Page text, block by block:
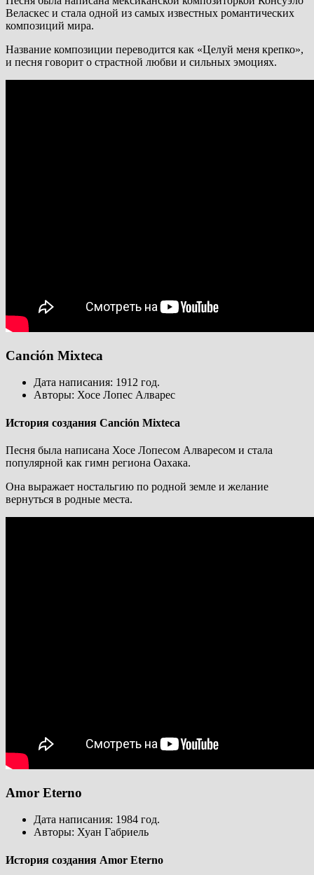
Веласкес и стала одной из самых известных романтических
композиций мира.
Название композиции переводится как «Целуй меня крепко»,
и песня говорит о страстной любви и сильных эмоциях.
Canción Mixteca
Дата написания: 1912 год.
Авторы: Хосе Лопес Алварес
История создания Canción Mixteca
Песня была написана Хосе Лопесом Алваресом и стала
популярной как гимн региона Оахака.
Она выражает ностальгию по родной земле и желание
вернуться в родные места.
Amor Eterno
Дата написания: 1984 год.
Авторы: Хуан Габриель
История создания Amor Eterno